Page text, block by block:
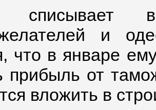
и
что в январе
прибыль от
вложить в